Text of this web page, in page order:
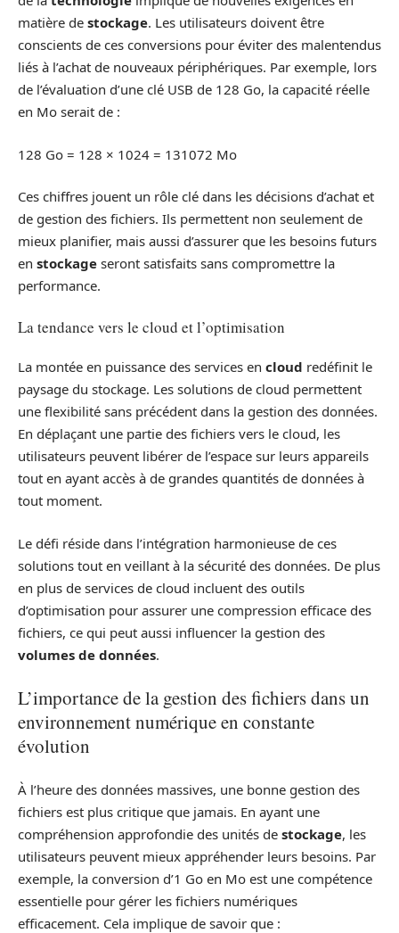
matière de stockage. Les utilisateurs doivent être
conscients de ces conversions pour éviter des malentendus
liés à l’achat de nouveaux périphériques. Par exemple, lors
de l’évaluation d’une clé USB de 128 Go, la capacité réelle
en Mo serait de :
128 Go = 128 × 1024 = 131072 Mo
Ces chiffres jouent un rôle clé dans les décisions d’achat et
de gestion des fichiers. Ils permettent non seulement de
mieux planifier, mais aussi d’assurer que les besoins futurs
en stockage seront satisfaits sans compromettre la
performance.
La tendance vers le cloud et l’optimisation
La montée en puissance des services en cloud redéfinit le
paysage du stockage. Les solutions de cloud permettent
une flexibilité sans précédent dans la gestion des données.
En déplaçant une partie des fichiers vers le cloud, les
utilisateurs peuvent libérer de l’espace sur leurs appareils
tout en ayant accès à de grandes quantités de données à
tout moment.
Le défi réside dans l’intégration harmonieuse de ces
solutions tout en veillant à la sécurité des données. De plus
en plus de services de cloud incluent des outils
d’optimisation pour assurer une compression efficace des
fichiers, ce qui peut aussi influencer la gestion des
volumes de données.
L’importance de la gestion des fichiers dans un
environnement numérique en constante
évolution
À l’heure des données massives, une bonne gestion des
fichiers est plus critique que jamais. En ayant une
compréhension approfondie des unités de stockage, les
utilisateurs peuvent mieux appréhender leurs besoins. Par
exemple, la conversion d’1 Go en Mo est une compétence
essentielle pour gérer les fichiers numériques
efficacement. Cela implique de savoir que :